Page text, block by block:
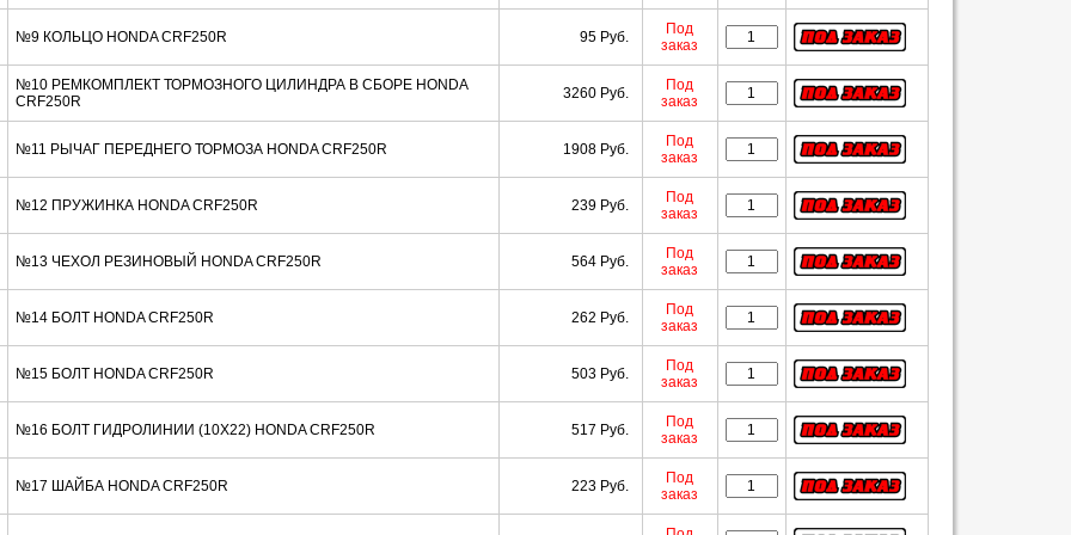
№9 КОЛЬЦО HONDA CRF250R 95 Руб.
Под
заказ
№10 РЕМКОМПЛЕКТ ТОРМОЗНОГО ЦИЛИНДРА В СБОРЕ HONDA
CRF250R
3260 Руб.
Под
заказ
№11 РЫЧАГ ПЕРЕДНЕГО ТОРМОЗА HONDA CRF250R 1908 Руб.
Под
заказ
№12 ПРУЖИНКА HONDA CRF250R 239 Руб.
Под
заказ
№13 ЧЕХОЛ РЕЗИНОВЫЙ HONDA CRF250R 564 Руб.
Под
заказ
№14 БОЛТ HONDA CRF250R 262 Руб.
Под
заказ
№15 БОЛТ HONDA CRF250R 503 Руб.
Под
заказ
№16 БОЛТ ГИДРОЛИНИИ (10X22) HONDA CRF250R 517 Руб.
Под
заказ
№17 ШАЙБА HONDA CRF250R 223 Руб.
Под
заказ